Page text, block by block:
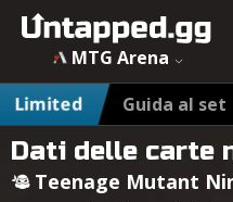
MTG Arena
Limited
Guida al set
Dati delle carte
Teenage Mutant